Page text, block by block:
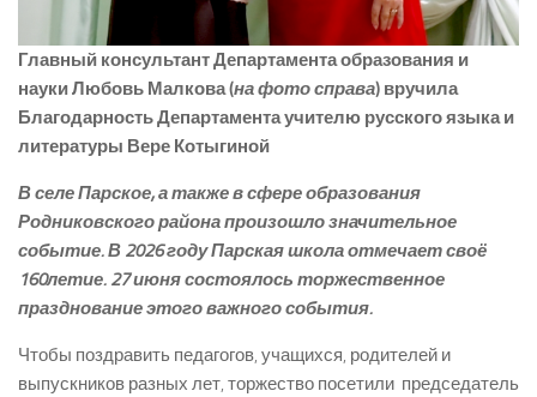
Главный консультант Департамента образования и
науки Любовь Малкова (на фото справа) вручила
Благодарность Департамента учителю русского языка и
литературы Вере Котыгиной
В селе Парское, а также в сфере образования
Родниковского района произошло значительное
событие. В 2026 году Парская школа отмечает своё
160­летие. 27 июня состоялось торжественное
празднование этого важного события.
Чтобы поздравить педагогов, учащихся, родителей и
выпускников разных лет, торжество посетили председатель